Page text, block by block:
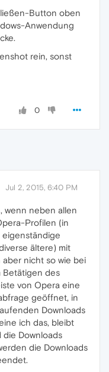
Button oben
Anwendung
rein, sonst
0
Jul 2, 2015, 6:40 PM
wenn neben allen
Profilen (in
eigenständige
ältere) mit
nicht so wie bei
Betätigen des
von Opera eine
geöffnet, in
Downloads
ich das, bleibt
Downloads
die Downloads